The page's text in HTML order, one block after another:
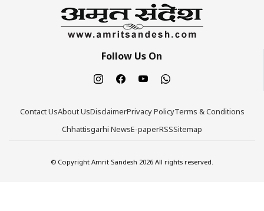
Follow Us On
Contact UsAbout UsDisclaimerPrivacy PolicyTerms & Conditions
Chhattisgarhi NewsE-paperRSSSitemap
© Copyright Amrit Sandesh 2026 All rights reserved.